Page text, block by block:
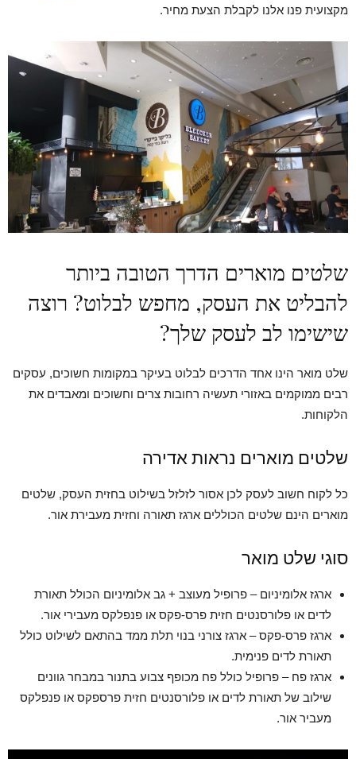
מקצועית פנו אלנו לקבלת הצעת מחיר.
שלטים מוארים הדרך הטובה ביותר
להבליט את העסק, מחפש לבלוט? רוצה
שישימו לב לעסק שלך?
שלט מואר הינו אחד הדרכים לבלוט בעיקר במקומות חשוכים, עסקים
רבים ממוקמים באזורי תעשיה רחובות צרים וחשוכים ומאבדים את
הלקוחות.
שלטים מוארים נראות אדירה
כל לקוח חשוב לעסק לכן אסור לזלזל בשילוט בחזית העסק, שלטים
מוארים הינם שלטים הכוללים ארגז תאורה וחזית מעבירת אור.
סוגי שלט מואר
ארגז אלומיניום – פרופיל מעוצב + גב אלומיניום הכולל תאורת
לדים או פלורסנטים חזית פרס-פקס או פנפלקס מעבירי אור.
ארגז פרס-פקס – ארגז צורני בנוי תלת ממד בהתאם לשילוט כולל
תאורת לדים פנימית.
ארגז פח – פרופיל כולל פח מכופף צבוע בתנור במבחר גוונים
שילוב של תאורת לדים או פלורסנטים חזית פרספקס או פנפלקס
מעביר אור.